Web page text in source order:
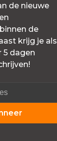
de nieuwe
de
krijg je als
5 dagen